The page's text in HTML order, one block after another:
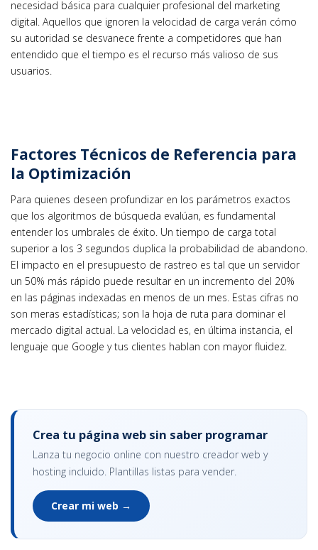
necesidad básica para cualquier profesional del marketing
digital. Aquellos que ignoren la velocidad de carga verán cómo
su autoridad se desvanece frente a competidores que han
entendido que el tiempo es el recurso más valioso de sus
usuarios.
Factores Técnicos de Referencia para
la Optimización
Para quienes deseen profundizar en los parámetros exactos
que los algoritmos de búsqueda evalúan, es fundamental
entender los umbrales de éxito. Un tiempo de carga total
superior a los 3 segundos duplica la probabilidad de abandono.
El impacto en el presupuesto de rastreo es tal que un servidor
un 50% más rápido puede resultar en un incremento del 20%
en las páginas indexadas en menos de un mes. Estas cifras no
son meras estadísticas; son la hoja de ruta para dominar el
mercado digital actual. La velocidad es, en última instancia, el
lenguaje que Google y tus clientes hablan con mayor fluidez.
Crea tu página web sin saber programar
Lanza tu negocio online con nuestro creador web y
hosting incluido. Plantillas listas para vender.
Crear mi web →